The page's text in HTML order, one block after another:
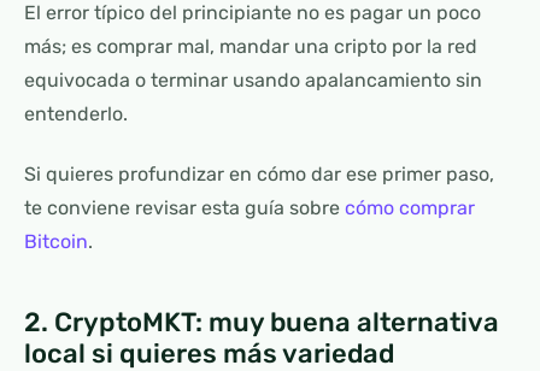
El error típico del principiante no es pagar un poco
más; es comprar mal, mandar una cripto por la red
equivocada o terminar usando apalancamiento sin
entenderlo.
Si quieres profundizar en cómo dar ese primer paso,
te conviene revisar esta guía sobre cómo comprar
Bitcoin.
2. CryptoMKT: muy buena alternativa
local si quieres más variedad